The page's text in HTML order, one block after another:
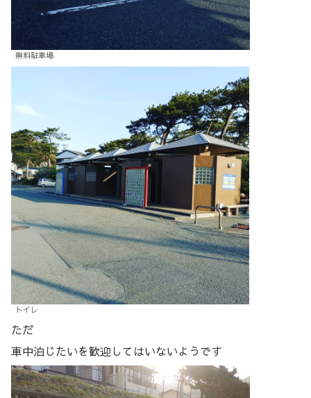
無料駐車場
トイレ
ただ
車中泊じたいを歓迎してはいないようです